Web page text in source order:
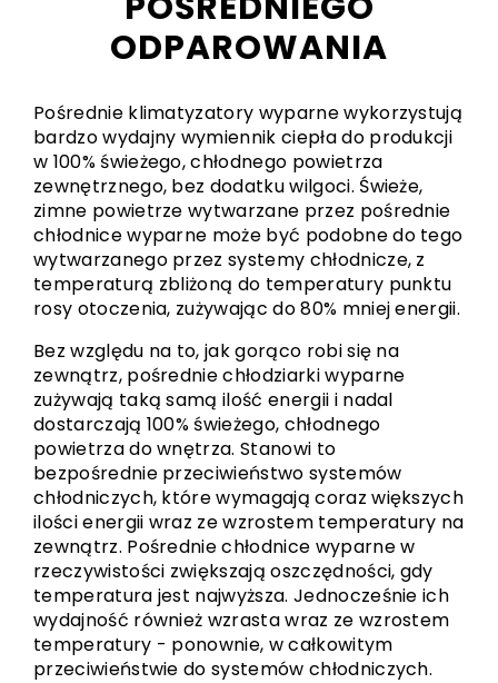
ODPAROWANIA
Pośrednie klimatyzatory wyparne wykorzystują
bardzo wydajny wymiennik ciepła do produkcji
w 100% świeżego, chłodnego powietrza
zewnętrznego, bez dodatku wilgoci. Świeże,
zimne powietrze wytwarzane przez pośrednie
chłodnice wyparne może być podobne do tego
wytwarzanego przez systemy chłodnicze, z
temperaturą zbliżoną do temperatury punktu
rosy otoczenia, zużywając do 80% mniej energii.
Bez względu na to, jak gorąco robi się na
zewnątrz, pośrednie chłodziarki wyparne
zużywają taką samą ilość energii i nadal
dostarczają 100% świeżego, chłodnego
powietrza do wnętrza. Stanowi to
bezpośrednie przeciwieństwo systemów
chłodniczych, które wymagają coraz większych
ilości energii wraz ze wzrostem temperatury na
zewnątrz. Pośrednie chłodnice wyparne w
rzeczywistości zwiększają oszczędności, gdy
temperatura jest najwyższa. Jednocześnie ich
wydajność również wzrasta wraz ze wzrostem
temperatury - ponownie, w całkowitym
przeciwieństwie do systemów chłodniczych.